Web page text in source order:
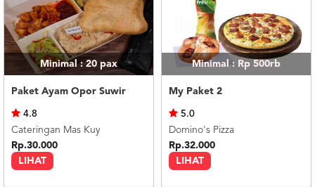
CENTER
021
5091
3494
LOGIN
DAFTARMinimal : 20pax
Paket Ayam Opor Suwir
LIHAT
4.8
Cateringan Mas Kuy
Rp.30.000
Minimal : Rp 500rb
My Paket 2
LIHAT
5.0
Domino's Pizza
Rp.32.000